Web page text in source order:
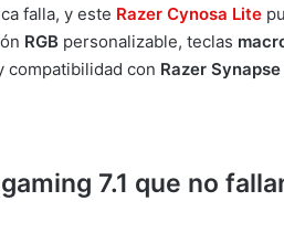
falla, y este Razer Cynosa Lite
RGB personalizable, teclas
compatibilidad con Razer Synapse
7.1 que no